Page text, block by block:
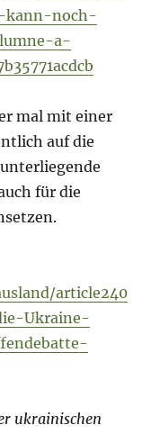
kann-noch-
a-
mal mit einer
auf die
für die
article240
Ukraine-
ukrainischen